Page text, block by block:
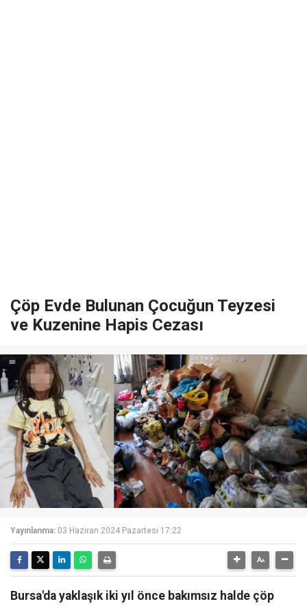
Çöp Evde Bulunan Çocuğun Teyzesi
ve Kuzenine Hapis Cezası
Yayınlanma: 03 Haziran 2024 Pazartesi 17:22
Bursa'da yaklaşık iki yıl önce bakımsız halde çöp